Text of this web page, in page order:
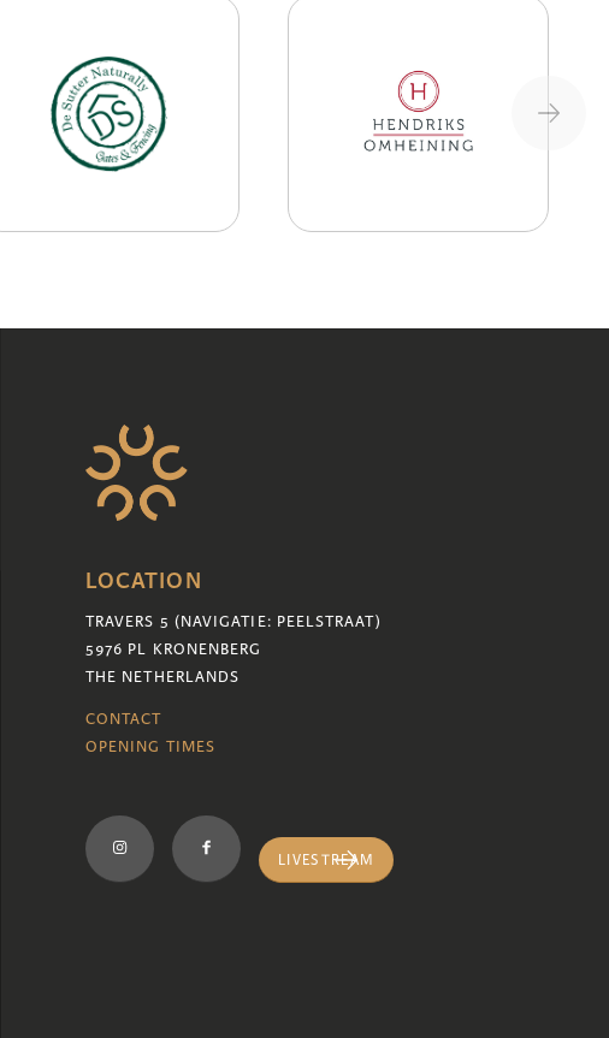
LOCATION
TRAVERS 5 (NAVIGATIE: PEELSTRAAT)
5976 PL KRONENBERG
THE NETHERLANDS
CONTACT
OPENING TIMES
LIVESTREAM